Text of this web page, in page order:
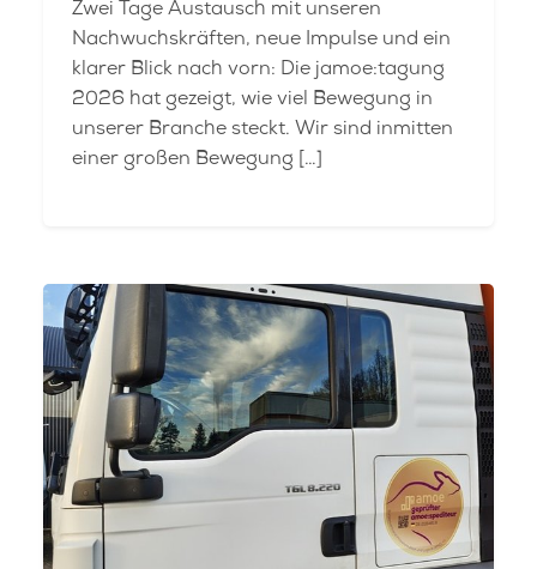
Zwei Tage Austausch mit unseren
Nachwuchskräften, neue Impulse und ein
klarer Blick nach vorn: Die jamoe:tagung
2026 hat gezeigt, wie viel Bewegung in
unserer Branche steckt. Wir sind inmitten
einer großen Bewegung […]